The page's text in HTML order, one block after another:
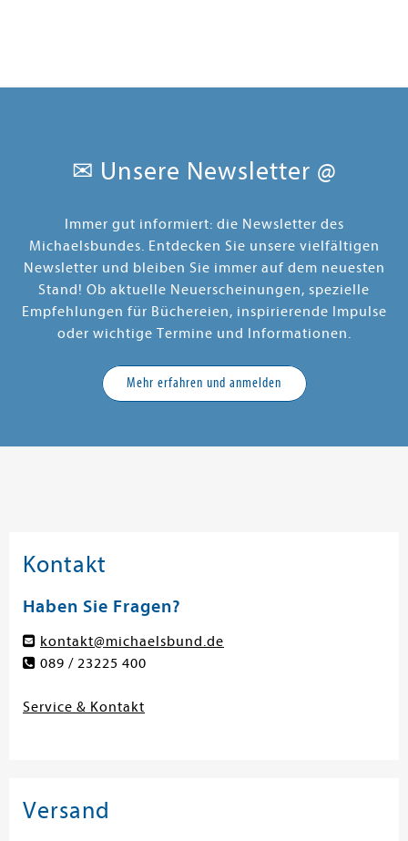
✉ Unsere Newsletter @
Immer gut informiert: die Newsletter des
Michaelsbundes. Entdecken Sie unsere vielfältigen
Newsletter und bleiben Sie immer auf dem neuesten
Stand! Ob aktuelle Neuerscheinungen, spezielle
Empfehlungen für Büchereien, inspirierende Impulse
oder wichtige Termine und Informationen.
Mehr erfahren und anmelden
Kontakt
Haben Sie Fragen?
kontakt@michaelsbund.de
089 / 23225 400
Service & Kontakt
Versand